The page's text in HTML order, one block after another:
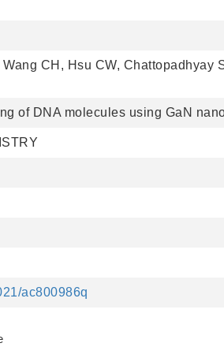
CH, Hsu CW, Chattopadhyay
of DNA molecules using GaN
ac800986q